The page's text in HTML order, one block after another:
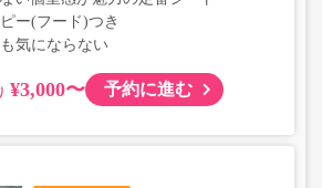
ー(フード)つき
気にならない
¥3,000〜 予約に進む